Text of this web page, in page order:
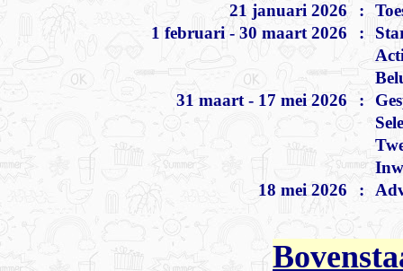
21 januari 2026
:
1 februari - 30 maart 2026
:
31 maart - 17 mei 2026
:
18 mei 2026
: